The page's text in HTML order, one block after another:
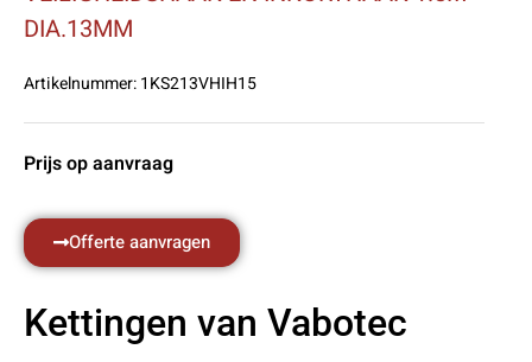
DIA.13MM
Artikelnummer:1KS213VHIH15
Prijs op aanvraag
Offerte aanvragen
Kettingen van Vabotec